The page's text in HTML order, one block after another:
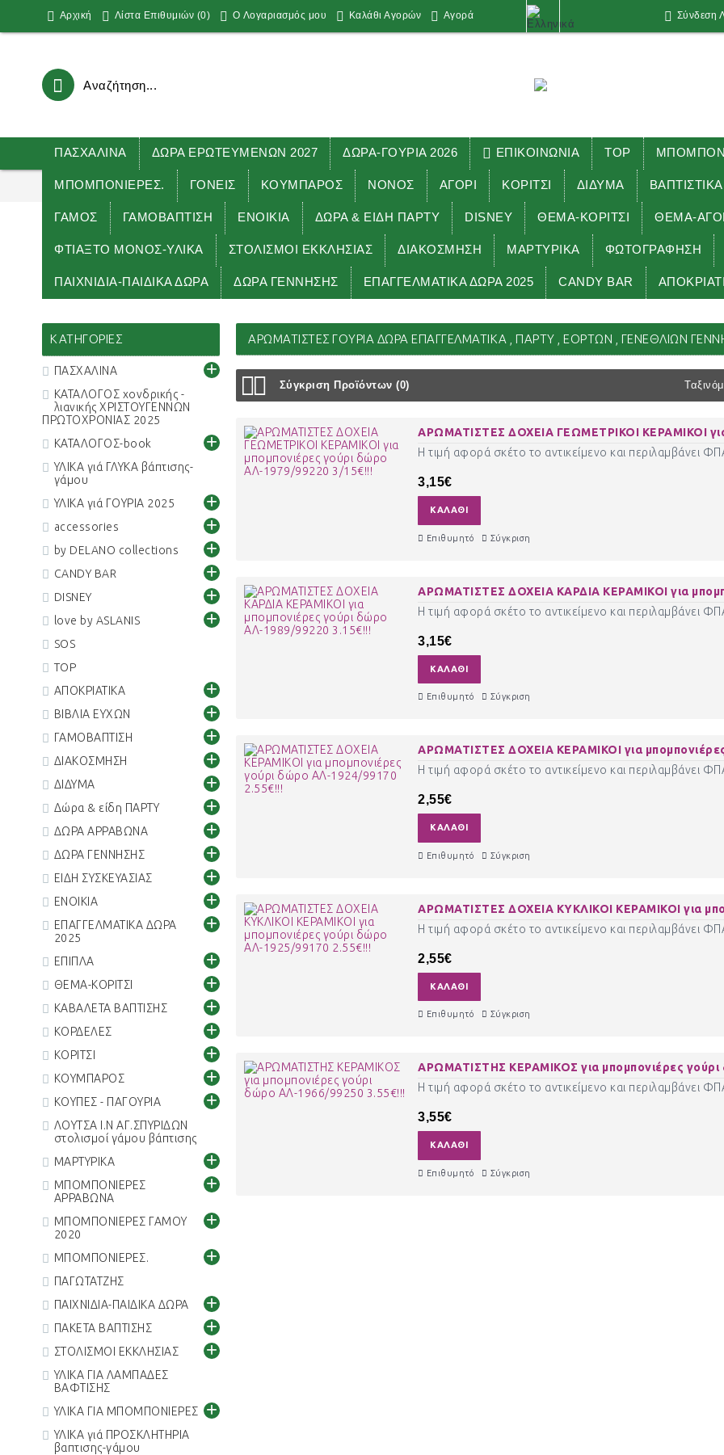
Αρχική Λίστα Επιθυμιών (0) O Λογαριασμός μου Καλάθι Αγορών Αγορά Σύνδεση
ΠΑΣΧΑΛΙΝΑ ΔΩΡΑ ΕΡΩΤΕΥΜΕΝΩΝ 2027 ΔΩΡΑ-ΓΟΥΡΙΑ 2026 ΕΠΙΚΟΙΝΩΝΙΑ TOP
ΜΠΟΜΠΟΝΙΕΡΕΣ. ΓΟΝΕΙΣ ΚΟΥΜΠΑΡΟΣ ΝΟΝΟΣ ΑΓΟΡΙ ΚΟΡΙΤΣΙ ΔΙΔΥΜΑ
ΓΑΜΟΣ ΓΑΜΟΒΑΠΤΙΣΗ ΕΝΟΙΚΙΑ ΔΏΡΑ & ΕΊΔΗ ΠΑΡΤΥ DISNEY ΘΕΜΑ-ΚΟΡΙΤΣΙ ΘΕΜΑ-
ΦΤΙΑΞΤΟ ΜΟΝΟΣ-ΥΛΙΚΑ ΣΤΟΛΙΣΜΟΙ ΕΚΚΛΗΣΙΑΣ ΔΙΑΚΟΣΜΗΣΗ ΜΑΡΤΥΡΙΚΑ ΦΩΤΟΓΡΑΦΗΣΗ
ΠΑΙΧΝΙΔΙΑ-ΠΑΙΔΙΚΑ ΔΩΡΑ ΔΩΡΑ ΓΕΝΝΗΣΗΣ ΕΠΑΓΓΕΛΜΑΤΙΚΑ ΔΩΡΑ 2025 CANDY BAR
Αρχική ΔΩΡΑ-ΓΟΥΡΙΑ 2027 ΑΡΩΜΑΤΙΣΤΕΣ γούρια δώρα επαγγελματικά , πάρτυ , εορτών ,
ΚΑΤΗΓΟΡΊΕΣ
ΠΑΣΧΑΛΙΝΑ +
ΚΑΤΑΛΟΓΟΣ χονδρικής -
λιανικής ΧΡΙΣΤΟΥΓΕΝΝΩΝ
ΠΡΩΤΟΧΡΟΝΙΑΣ 2025
ΚΑΤΑΛΟΓΟΣ-book
+
ΥΛΙΚΑ γιά ΓΛΥΚΑ βάπτισης-
γάμου
ΥΛΙΚΑ γιά ΓΟΥΡΙΑ 2025
+
accessories +
by DELANO collections +
CANDY BAR +
DISNEY +
love by ASLANIS +
SOS
TOP
ΑΠΟΚΡΙΑΤΙΚΑ
+
ΒΙΒΛΙΑ ΕΥΧΩΝ +
ΓΑΜΟΒΑΠΤΙΣΗ +
ΔΙΑΚΟΣΜΗΣΗ +
ΔΙΔΥΜΑ +
Δώρα & είδη ΠΑΡΤΥ +
ΔΩΡΑ ΑΡΡΑΒΩΝΑ +
ΔΩΡΑ ΓΕΝΝΗΣΗΣ +
ΕΙΔΗ ΣΥΣΚΕΥΑΣΙΑΣ +
ΕΝΟΙΚΙΑ +
ΕΠΑΓΓΕΛΜΑΤΙΚΑ ΔΩΡΑ
2025
+
ΕΠΙΠΛΑ +
ΘΕΜΑ-ΚΟΡΙΤΣΙ +
ΚΑΒΑΛΕΤΑ ΒΑΠΤΙΣΗΣ +
ΚΟΡΔΕΛΕΣ +
ΚΟΡΙΤΣΙ +
ΚΟΥΜΠΑΡΟΣ +
ΚΟΥΠΕΣ - ΠΑΓΟΥΡΙΑ +
ΛΟΥΤΣΑ Ι.Ν ΑΓ.ΣΠΥΡΙΔΩΝ
στολισμοί γάμου βάπτισης
ΜΑΡΤΥΡΙΚΑ
+
ΜΠΟΜΠΟΝΙΕΡΕΣ
ΑΡΡΑΒΩΝΑ
+
ΜΠΟΜΠΟΝΙΕΡΕΣ ΓΑΜΟΥ
2020
+
ΜΠΟΜΠΟΝΙΕΡΕΣ. +
ΠΑΓΩΤΑΤΖΗΣ
ΠΑΙΧΝΙΔΙΑ-ΠΑΙΔΙΚΑ ΔΩΡΑ
+
ΠΑΚΕΤΑ ΒΑΠΤΙΣΗΣ +
ΣΤΟΛΙΣΜΟΙ ΕΚΚΛΗΣΙΑΣ +
ΥΛΙΚΑ ΓΙΑ ΛΑΜΠΑΔΕΣ
ΒΑΦΤΙΣΗΣ
ΥΛΙΚΑ ΓΙΑ ΜΠΟΜΠΟΝΙΕΡΕΣ
+
ΥΛΙΚΑ γιά ΠΡΟΣΚΛΗΤΗΡΙΑ
βαπτισης-γάμου
ΑΡΩΜΑΤΙΣΤΕΣ ΓΟΎΡΙΑ ΔΏΡΑ ΕΠΑΓΓΕΛΜΑΤΙΚΆ , ΠΆΡΤΥ , ΕΟΡΤΏΝ , ΓΕΝΕΘΛΊΩΝ
Σύγκριση Προϊόντων (0)
ΑΡΩΜΑΤΙΣΤΕΣ ΔΟΧΕΙΑ ΓΕΩΜΕΤΡΙΚΟΙ ΚΕΡΑΜΙΚΟΙ
Η τιμή αφορά σκέτο το αντικείμενο και περιλαμβάνει
3,15€
ΚΑΛΆΘΙ
Επιθυμητό Σύγκριση
ΑΡΩΜΑΤΙΣΤΕΣ ΔΟΧΕΙΑ ΚΑΡΔΙΑ ΚΕΡΑΜΙΚΟΙ για
Η τιμή αφορά σκέτο το αντικείμενο και περιλαμβάνει
3,15€
ΚΑΛΆΘΙ
Επιθυμητό Σύγκριση
ΑΡΩΜΑΤΙΣΤΕΣ ΔΟΧΕΙΑ ΚΕΡΑΜΙΚΟΙ για
Η τιμή αφορά σκέτο το αντικείμενο και περιλαμβάνει
2,55€
ΚΑΛΆΘΙ
Επιθυμητό Σύγκριση
ΑΡΩΜΑΤΙΣΤΕΣ ΔΟΧΕΙΑ ΚΥΚΛΙΚΟΙ ΚΕΡΑΜΙΚΟΙ για
Η τιμή αφορά σκέτο το αντικείμενο και περιλαμβάνει
2,55€
ΚΑΛΆΘΙ
Επιθυμητό Σύγκριση
ΑΡΩΜΑΤΙΣΤΗΣ ΚΕΡΑΜΙΚΟΣ για μπομπονιέρες
Η τιμή αφορά σκέτο το αντικείμενο και περιλαμβάνει
3,55€
ΚΑΛΆΘΙ
Επιθυμητό Σύγκριση